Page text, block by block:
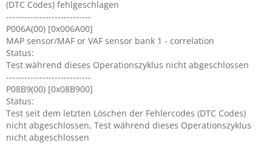
(DTC Codes) fehlgeschlagen
----------------------------
P006A(00) [0x006A00]
MAP sensor/MAF or VAF sensor bank 1 - correlation
Status:
Test während dieses Operationszyklus nicht abgeschlossen
----------------------------
P08B9(00) [0x08B900]
Status:
Test seit dem letzten Löschen der Fehlercodes (DTC Codes)
nicht abgeschlossen, Test während dieses Operationszyklus
nicht abgeschlossen